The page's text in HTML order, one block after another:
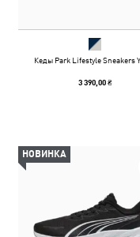
Кеды Park Lifestyle Sneakers
3 390,00 ₴
НОВИНКА